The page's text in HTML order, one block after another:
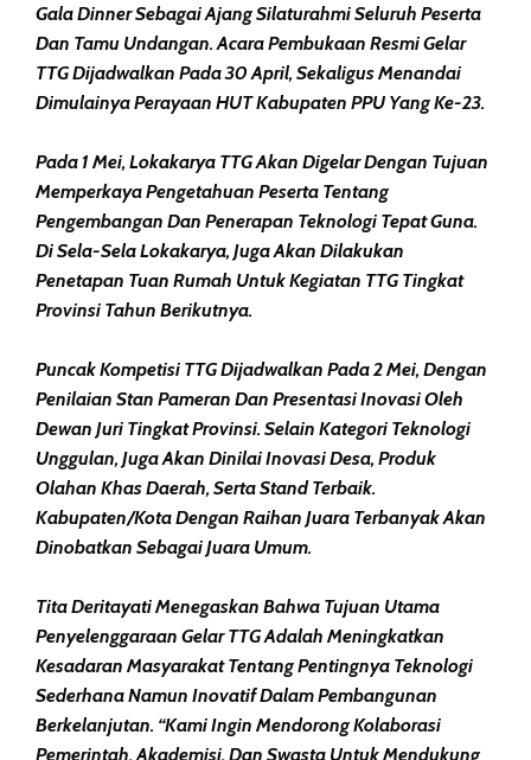
Gala Dinner Sebagai Ajang Silaturahmi Seluruh Peserta
Dan Tamu Undangan. Acara Pembukaan Resmi Gelar
TTG Dijadwalkan Pada 30 April, Sekaligus Menandai
Dimulainya Perayaan HUT Kabupaten PPU Yang Ke-23.
Pada 1 Mei, Lokakarya TTG Akan Digelar Dengan Tujuan
Memperkaya Pengetahuan Peserta Tentang
Pengembangan Dan Penerapan Teknologi Tepat Guna.
Di Sela-Sela Lokakarya, Juga Akan Dilakukan
Penetapan Tuan Rumah Untuk Kegiatan TTG Tingkat
Provinsi Tahun Berikutnya.
Puncak Kompetisi TTG Dijadwalkan Pada 2 Mei, Dengan
Penilaian Stan Pameran Dan Presentasi Inovasi Oleh
Dewan Juri Tingkat Provinsi. Selain Kategori Teknologi
Unggulan, Juga Akan Dinilai Inovasi Desa, Produk
Olahan Khas Daerah, Serta Stand Terbaik.
Kabupaten/kota Dengan Raihan Juara Terbanyak Akan
Dinobatkan Sebagai Juara Umum.
Tita Deritayati Menegaskan Bahwa Tujuan Utama
Penyelenggaraan Gelar TTG Adalah Meningkatkan
Kesadaran Masyarakat Tentang Pentingnya Teknologi
Sederhana Namun Inovatif Dalam Pembangunan
Berkelanjutan. “Kami Ingin Mendorong Kolaborasi
Pemerintah, Akademisi, Dan Swasta Untuk Mendukung